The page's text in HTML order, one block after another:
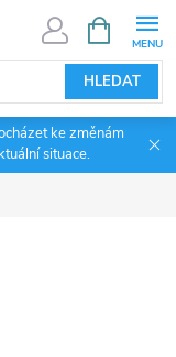
HLEDAT
NÁKUPNÍ
KOŠÍK
ke změnám
situace.